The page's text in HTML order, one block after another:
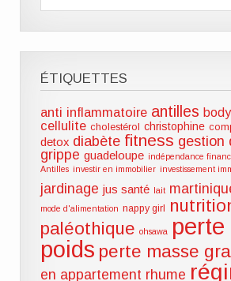
ÉTIQUETTES
anti inflammatoire antilles
cellulite cholestérol christophine
detox diabète fitness gestion
grippe guadeloupe indépendance
Antilles investir en immobilier investissement
jardinage jus santé lait
mode d'alimentation nappy girl
paléothique ohsawa
perte
poids perte masse
en appartement rhume